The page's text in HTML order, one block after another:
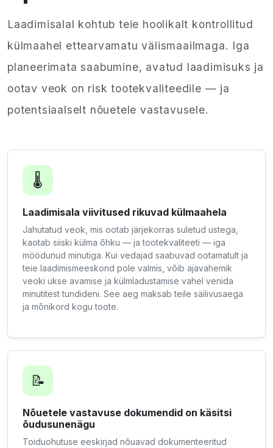
Laadimisalal kohtub teie hoolikalt kontrollitud
külmaahel ettearvamatu välismaailmaga. Iga
planeerimata saabumine, avatud laadimisuks ja
ootav veok on risk tootekvaliteedile — ja
potentsiaalselt nõuetele vastavusele.
🌡️
Laadimisala viivitused rikuvad külmaahela
Jahutatud veok, mis ootab järjekorras suletud ustega,
kaotab siiski külma õhku — ja tootekvaliteeti — iga
möödunud minutiga. Kui vedajad saabuvad ootamatult ja
teie laadimismeeskond pole valmis, võib ajavahemik
veoki ukse avamise ja külmladustamise vahel venida
minutitest tundideni. See aeg maksab teile säilivusaega
ja mõnikord kogu toote.
📝
Nõuetele vastavuse dokumendid on käsitsi
õudusunenägu
Toiduohutuse eeskirjad nõuavad dokumenteeritud